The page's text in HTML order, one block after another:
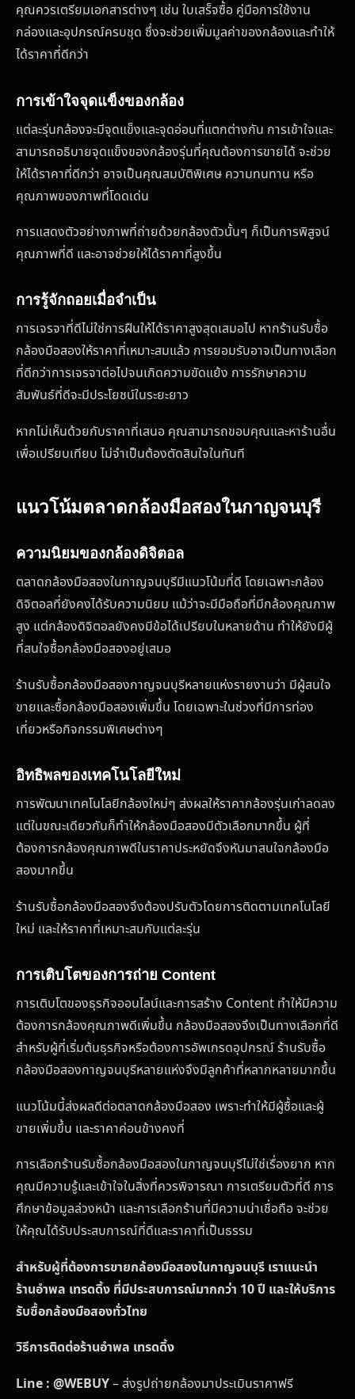
คุณควรเตรียมเอกสารต่างๆ เช่น ใบเสร็จซื้อ คู่มือการใช้งาน
กล่องและอุปกรณ์ครบชุด ซึ่งจะช่วยเพิ่มมูลค่าของกล้องและทำให้
ได้ราคาที่ดีกว่า
การเข้าใจจุดแข็งของกล้อง
แต่ละรุ่นกล้องจะมีจุดแข็งและจุดอ่อนที่แตกต่างกัน การเข้าใจและ
สามารถอธิบายจุดแข็งของกล้องรุ่นที่คุณต้องการขายได้ จะช่วย
ให้ได้ราคาที่ดีกว่า อาจเป็นคุณสมบัติพิเศษ ความทนทาน หรือ
คุณภาพของภาพที่โดดเด่น
การแสดงตัวอย่างภาพที่ถ่ายด้วยกล้องตัวนั้นๆ ก็เป็นการพิสูจน์
คุณภาพที่ดี และอาจช่วยให้ได้ราคาที่สูงขึ้น
การรู้จักถอยเมื่อจำเป็น
การเจรจาที่ดีไม่ใช่การฝืนให้ได้ราคาสูงสุดเสมอไป หากร้านรับซื้อ
กล้องมือสองให้ราคาที่เหมาะสมแล้ว การยอมรับอาจเป็นทางเลือก
ที่ดีกว่าการเจรจาต่อไปจนเกิดความขัดแย้ง การรักษาความ
สัมพันธ์ที่ดีจะมีประโยชน์ในระยะยาว
หากไม่เห็นด้วยกับราคาที่เสนอ คุณสามารถขอบคุณและหาร้านอื่น
เพื่อเปรียบเทียบ ไม่จำเป็นต้องตัดสินใจในทันที
แนวโน้มตลาดกล้องมือสองในกาญจนบุรี
ความนิยมของกล้องดิจิตอล
ตลาดกล้องมือสองในกาญจนบุรีมีแนวโน้มที่ดี โดยเฉพาะกล้อง
ดิจิตอลที่ยังคงได้รับความนิยม แม้ว่าจะมีมือถือที่มีกล้องคุณภาพ
สูง แต่กล้องดิจิตอลยังคงมีข้อได้เปรียบในหลายด้าน ทำให้ยังมีผู้
ที่สนใจซื้อกล้องมือสองอยู่เสมอ
ร้านรับซื้อกล้องมือสองกาญจนบุรีหลายแห่งรายงานว่า มีผู้สนใจ
ขายและซื้อกล้องมือสองเพิ่มขึ้น โดยเฉพาะในช่วงที่มีการท่อง
เที่ยวหรือกิจกรรมพิเศษต่างๆ
อิทธิพลของเทคโนโลยีใหม่
การพัฒนาเทคโนโลยีกล้องใหม่ๆ ส่งผลให้ราคากล้องรุ่นเก่าลดลง
แต่ในขณะเดียวกันก็ทำให้กล้องมือสองมีตัวเลือกมากขึ้น ผู้ที่
ต้องการกล้องคุณภาพดีในราคาประหยัดจึงหันมาสนใจกล้องมือ
สองมากขึ้น
ร้านรับซื้อกล้องมือสองจึงต้องปรับตัวโดยการติดตามเทคโนโลยี
ใหม่ และให้ราคาที่เหมาะสมกับแต่ละรุ่น
การเติบโตของการถ่าย Content
การเติบโตของธุรกิจออนไลน์และการสร้าง Content ทำให้มีความ
ต้องการกล้องคุณภาพดีเพิ่มขึ้น กล้องมือสองจึงเป็นทางเลือกที่ดี
สำหรับผู้ที่เริ่มต้นธุรกิจหรือต้องการอัพเกรดอุปกรณ์ ร้านรับซื้อ
กล้องมือสองกาญจนบุรีหลายแห่งจึงมีลูกค้าที่หลากหลายมากขึ้น
แนวโน้มนี้ส่งผลดีต่อตลาดกล้องมือสอง เพราะทำให้มีผู้ซื้อและผู้
ขายเพิ่มขึ้น และราคาค่อนข้างคงที่
การเลือกร้านรับซื้อกล้องมือสองในกาญจนบุรีไม่ใช่เรื่องยาก หาก
คุณมีความรู้และเข้าใจในสิ่งที่ควรพิจารณา การเตรียมตัวที่ดี การ
ศึกษาข้อมูลล่วงหน้า และการเลือกร้านที่มีความน่าเชื่อถือ จะช่วย
ให้คุณได้รับประสบการณ์ที่ดีและราคาที่เป็นธรรม
สำหรับผู้ที่ต้องการขายกล้องมือสองในกาญจนบุรี เราแนะนำ
ร้านอำพล เทรดดิ้ง ที่มีประสบการณ์มากกว่า 10 ปี และให้บริการ
รับซื้อกล้องมือสองทั่วไทย
วิธีการติดต่อร้านอำพล เทรดดิ้ง
Line : @WEBUY– ส่งรูปถ่ายกล้องมาประเมินราคาฟรี